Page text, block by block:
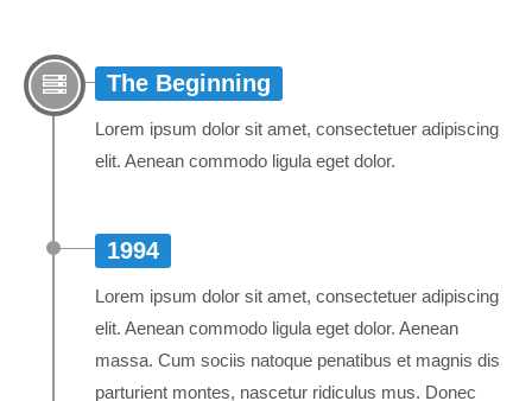
The Beginning
Lorem ipsum dolor sit amet, consectetuer adipiscing
elit. Aenean commodo ligula eget dolor.
1994
Lorem ipsum dolor sit amet, consectetuer adipiscing
elit. Aenean commodo ligula eget dolor. Aenean
massa. Cum sociis natoque penatibus et magnis dis
parturient montes, nascetur ridiculus mus. Donec